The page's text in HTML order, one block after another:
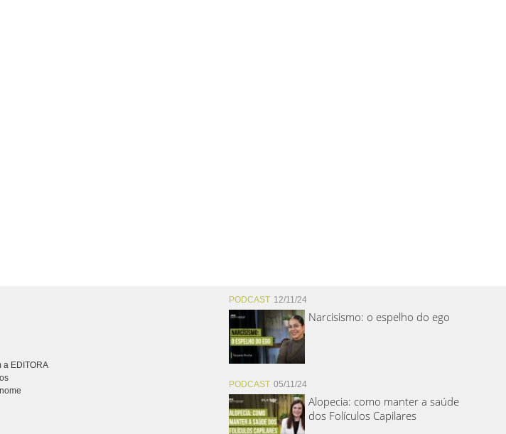
PODCAST 12/11/24
Narcisismo: o espelho do ego
PODCAST 05/11/24
Alopecia: como manter a saúde
dos Folículos Capilares
EDITORA